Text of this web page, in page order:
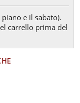
e il sabato).
carrello prima del